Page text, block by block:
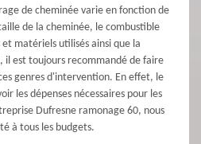
de cheminée varie en fonction de
de la cheminée, le combustible
matériels utilisés ainsi que la
il est toujours recommandé de faire
genres d'intervention. En effet, le
les dépenses nécessaires pour les
Dufresne ramonage 60, nous
à tous les budgets.